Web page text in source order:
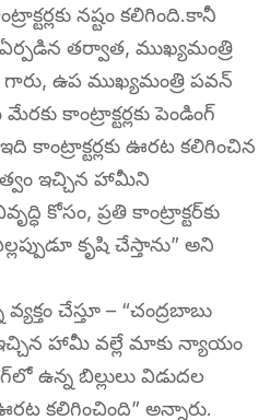
నష్టం కలిగింది.కానీ
ఏర్పడిన తర్వాత, ముఖ్యమంత్రి
ఉప ముఖ్యమంత్రి పవన్
కాంట్రాక్టర్లకు పెండింగ్
కాంట్రాక్టర్లకు ఊరట కలిగించిన
ఇచ్చిన హామీని
కోసం, ప్రతి కాంట్రాక్టర్‌కు
కృషి చేస్తాను” అని
చేస్తూ – “చంద్రబాబు
హామీ వల్లే మాకు న్యాయం
ఉన్న బిల్లులు విడుదల
కలిగించింది” అన్నారు.